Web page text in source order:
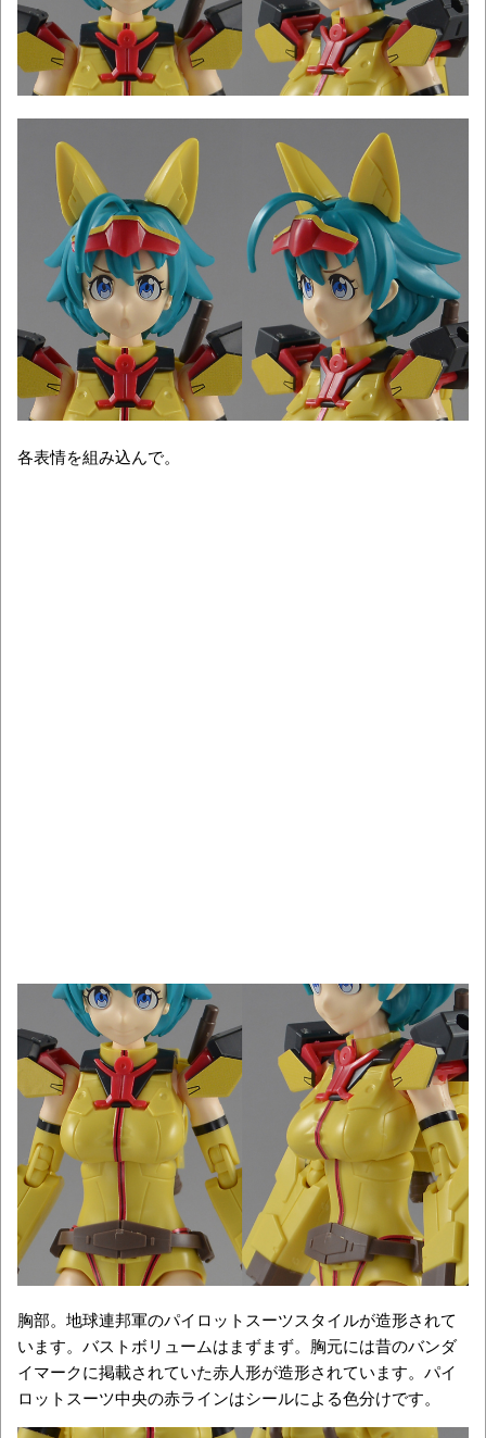
各表情を組み込んで。
胸部。地球連邦軍のパイロットスーツスタイルが造形されて
います。バストボリュームはまずまず。胸元には昔のバンダ
イマークに掲載されていた赤人形が造形されています。パイ
ロットスーツ中央の赤ラインはシールによる色分けです。